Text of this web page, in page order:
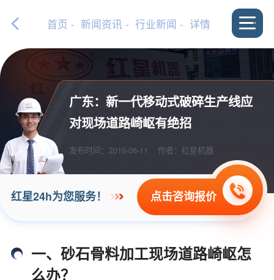
首页 - 新闻资讯 - 行业新闻 - 详情
广东：新一代移动式破碎生产线应
对现场道路崎岖有绝招
发布时间：2019-06-11 作者：红星机器
红星24h为您服务！ 点击咨询报价
一、砂石骨料加工现场道路崎岖怎
么办？